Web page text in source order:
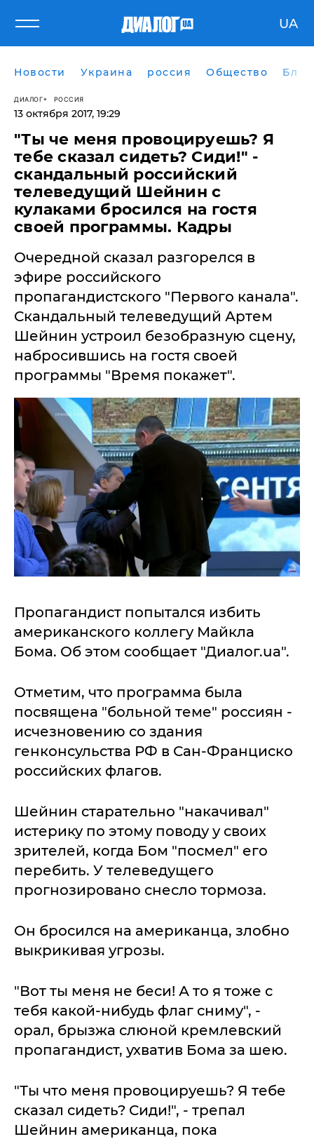
UA
Новости Украина россия Общество
ДИАЛОГ РОССИЯ
13 октября 2017, 19:29
"Ты че меня провоцируешь? Я
тебе сказал сидеть? Сиди!" -
скандальный российский
телеведущий Шейнин с
кулаками бросился на гостя
своей программы. Кадры
Очередной сказал разгорелся в
эфире российского
пропагандистского "Первого канала".
Скандальный телеведущий Артем
Шейнин устроил безобразную сцену,
набросившись на гостя своей
программы "Время покажет".
Пропагандист попытался избить
американского коллегу Майкла
Бома. Об этом сообщает "Диалог.ua".
Отметим, что программа была
посвящена "больной теме" россиян -
исчезновению со здания
генконсульства РФ в Сан-Франциско
российских флагов.
Шейнин старательно "накачивал"
истерику по этому поводу у своих
зрителей, когда Бом "посмел" его
перебить. У телеведущего
прогнозировано снесло тормоза.
Он бросился на американца, злобно
выкрикивая угрозы.
"Вот ты меня не беси! А то я тоже с
тебя какой-нибудь флаг сниму", -
орал, брызжа слюной кремлевский
пропагандист, ухватив Бома за шею.
"Ты что меня провоцируешь? Я тебе
сказал сидеть? Сиди!", - трепал
Шейнин американца, пока